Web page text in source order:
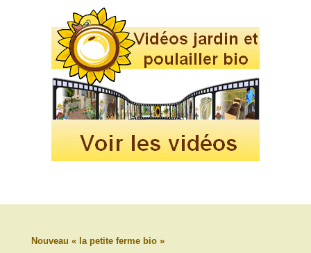
Nouveau « la petite ferme bio »